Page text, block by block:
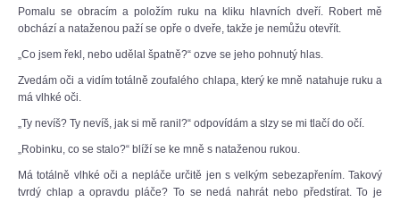
Pomalu se obracím a položím ruku na kliku hlavních dveří. Robert mě
obchází a nataženou paží se opře o dveře, takže je nemůžu otevřít.
„Co jsem řekl, nebo udělal špatně?“ ozve se jeho pohnutý hlas.
Zvedám oči a vidím totálně zoufalého chlapa, který ke mně natahuje ruku a
má vlhké oči.
„Ty nevíš? Ty nevíš, jak si mě ranil?“ odpovídám a slzy se mi tlačí do očí.
„Robinku, co se stalo?“ blíží se ke mně s nataženou rukou.
Má totálně vlhké oči a nepláče určitě jen s velkým sebezapřením. Takový
tvrdý chlap a opravdu pláče? To se nedá nahrát nebo předstírat. To je